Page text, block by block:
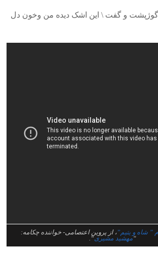
گوژپشت و گفت \ این اشک دیده من وخون دل
” شاه و یتیم”، از پروین اعتصامی- خواننده چکامه:
“مهشید مشیری“.